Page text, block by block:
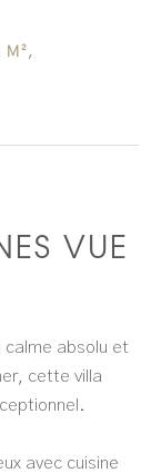
VUE
calme absolu et
cette villa
avec cuisine